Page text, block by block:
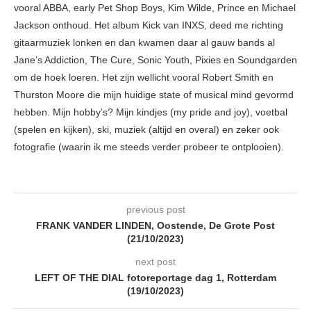
vooral ABBA, early Pet Shop Boys, Kim Wilde, Prince en Michael
Jackson onthoud. Het album Kick van INXS, deed me richting
gitaarmuziek lonken en dan kwamen daar al gauw bands al
Jane’s Addiction, The Cure, Sonic Youth, Pixies en Soundgarden
om de hoek loeren. Het zijn wellicht vooral Robert Smith en
Thurston Moore die mijn huidige state of musical mind gevormd
hebben. Mijn hobby’s? Mijn kindjes (my pride and joy), voetbal
(spelen en kijken), ski, muziek (altijd en overal) en zeker ook
fotografie (waarin ik me steeds verder probeer te ontplooien).
previous post
FRANK VANDER LINDEN, Oostende, De Grote Post
(21/10/2023)
next post
LEFT OF THE DIAL fotoreportage dag 1, Rotterdam
(19/10/2023)